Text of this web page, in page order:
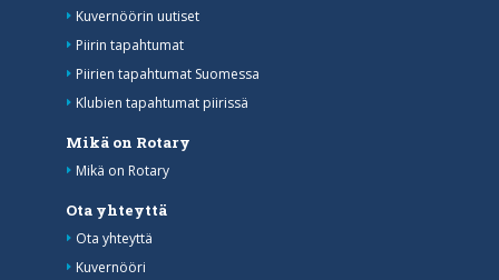
Kuvernöörin uutiset
Piirin tapahtumat
Piirien tapahtumat Suomessa
Klubien tapahtumat piirissä
Mikä on Rotary
Mikä on Rotary
Ota yhteyttä
Ota yhteyttä
Kuvernööri